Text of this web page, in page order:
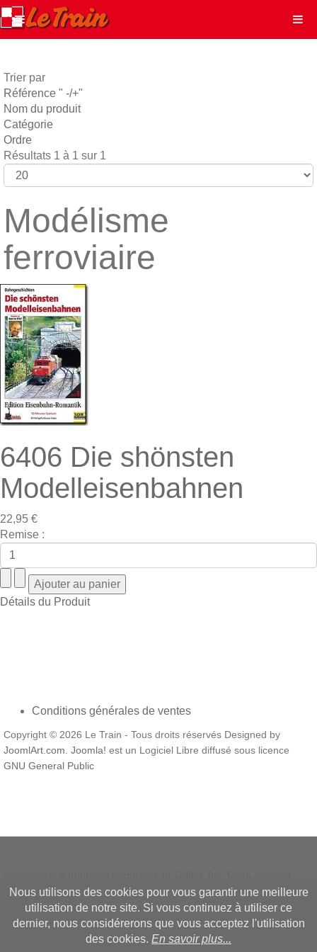
Trier par
Référence " -/+"
Nom du produit
Catégorie
Ordre
Résultats 1 à 1 sur 1
Modélisme
ferroviaire
6406 Die shönsten
Modelleisenbahnen
22,95 €
Remise :
Détails du Produit
Conditions générales de ventes
Copyright © 2026 Le Train - Tous droits réservés Designed by
JoomlArt.com. Joomla! est un Logiciel Libre diffusé sous licence
GNU General Public
underMIT License.
Font Awesomefont licensed underSIL OFL 1.1.
Nous utilisons des cookies pour vous garantir une meilleure
utilisation de notre site. Si vous continuez à utiliser ce
dernier, nous considérerons que vous acceptez l'utilisation
des cookies. En savoir plus...